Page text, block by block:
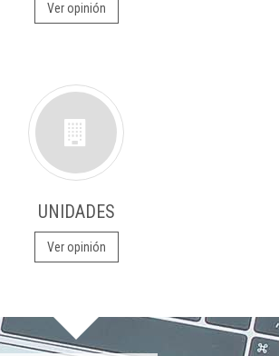
Ver opinión
UNIDADES
Ver opinión